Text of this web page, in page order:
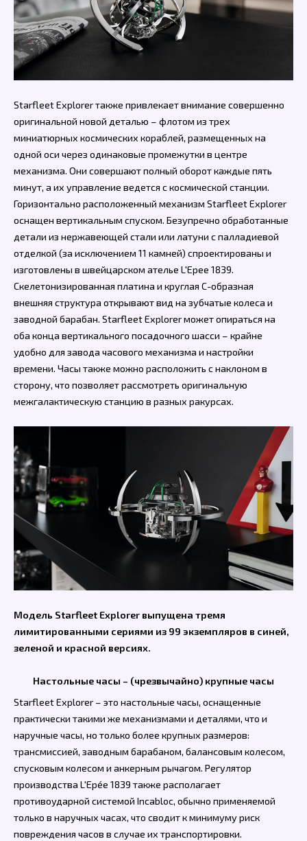
Starfleet Explorer также привлекает внимание совершенно
оригинальной новой деталью – флотом из трех
миниатюрных космических кораблей, размещенных на
одной оси через одинаковые промежутки в центре
механизма. Они совершают полный оборот каждые пять
минут, а их управление ведется с космической станции.
Горизонтально расположенный механизм Starfleet Explorer
оснащен вертикальным спуском. Безупречно обработанные
детали из нержавеющей стали или латуни с палладиевой
отделкой (за исключением 11 камней) спроектированы и
изготовлены в швейцарском ателье L'Epee 1839.
Скелетонизированная платина и круглая С-образная
внешняя структура открывают вид на зубчатые колеса и
заводной барабан. Starfleet Explorer может опираться на
оба конца вертикального посадочного шасси – крайне
удобно для завода часового механизма и настройки
времени. Часы также можно расположить с наклоном в
сторону, что позволяет рассмотреть оригинальную
межгалактическую станцию в разных ракурсах.
Модель Starfleet Explorer выпущена тремя
лимитированными сериями из 99 экземпляров в синей,
зеленой и красной версиях.
Настольные часы – (чрезвычайно) крупные часы
Starfleet Explorer – это настольные часы, оснащенные
практически такими же механизмами и деталями, что и
наручные часы, но только более крупных размеров:
трансмиссией, заводным барабаном, балансовым колесом,
спусковым колесом и анкерным рычагом. Регулятор
производства L'Epée 1839 также располагает
противоударной системой Incabloc, обычно применяемой
только в наручных часах, что сводит к минимуму риск
повреждения часов в случае их транспортировки.